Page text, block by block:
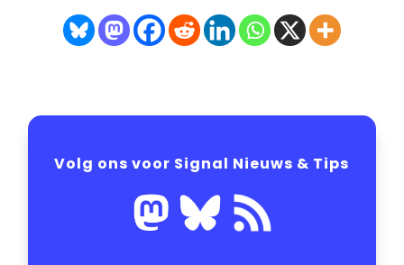
Volg ons voor Signal Nieuws & Tips